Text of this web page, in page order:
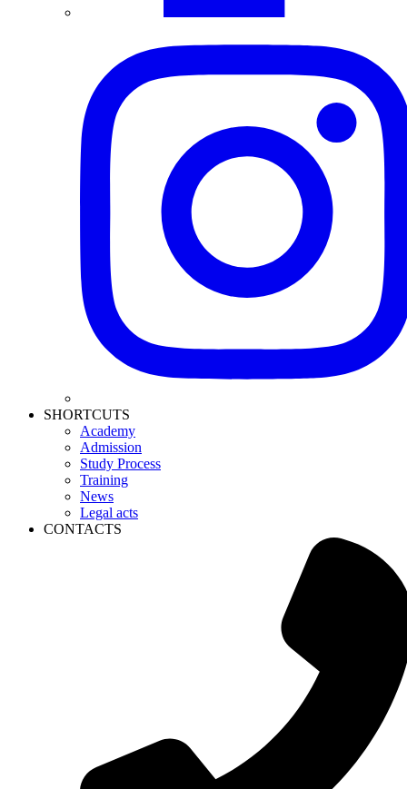
SHORTCUTS
Academy
Admission
Study Process
Training
News
Legal acts
CONTACTS